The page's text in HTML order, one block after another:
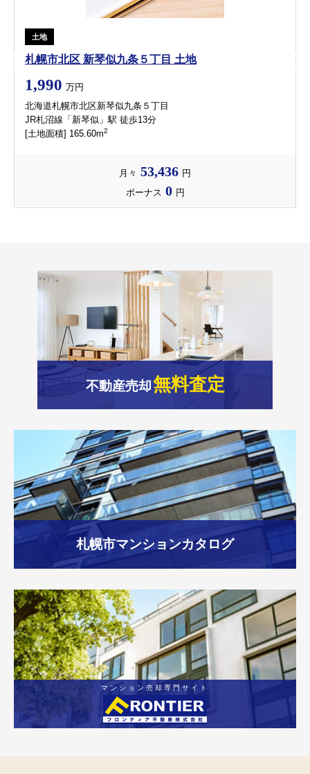
土地
札幌市北区 新琴似九条５丁目 土地
1,990 万円
北海道札幌市北区新琴似九条５丁目
JR札沼線「新琴似」駅 徒歩13分
[土地面積] 165.60m2
月々 53,436 円
ボーナス 0 円
不動産売却無料査定
札幌市マンションカタログ
マンション売却専門サイト